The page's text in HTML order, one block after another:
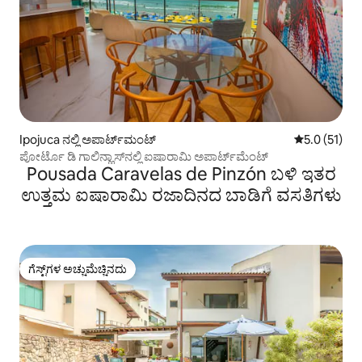
Ipojuca ನಲ್ಲಿ ಅಪಾರ್ಟ್‌ಮಂಟ್ 5 ರಲ್ಲಿ 5.0
5.0 (51)
ಪೋರ್ಟೊ ಡಿ ಗಾಲಿನ್ಹಾಸ್‌ನಲ್ಲಿ ಐಷಾರಾಮಿ ಅಪಾರ್ಟ್‌ಮೆಂಟ್
Pousada Caravelas de Pinzón ಬಳಿ ಇತರ
ಉತ್ತಮ ಐಷಾರಾಮಿ ರಜಾದಿನದ ಬಾಡಿಗೆ ವಸತಿಗಳು
ಗೆಸ್ಟ್‌ಗಳ ಅಚ್ಚುಮೆಚ್ಚಿನದು
ಗೆಸ್ಟ್‌ಗಳ ಅಚ್ಚುಮೆಚ್ಚಿನದು